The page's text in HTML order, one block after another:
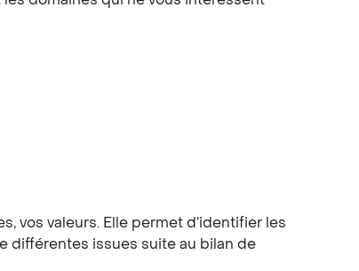
vos valeurs. Elle permet d’identifier les
différentes issues suite au bilan de